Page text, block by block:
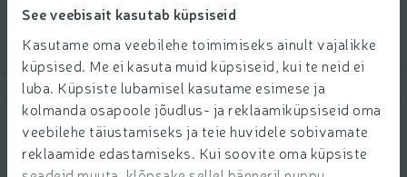
See veebisait kasutab küpsiseid
Kasutame oma veebilehe toimimiseks ainult vajalikke
küpsised. Me ei kasuta muid küpsiseid, kui te neid ei
luba. Küpsiste lubamisel kasutame esimese ja
kolmanda osapoole jõudlus- ja reklaamiküpsiseid oma
veebilehe täiustamiseks ja teie huvidele sobivamate
reklaamide edastamiseks. Kui soovite oma küpsiste
Filter products
Show products 40
Tüd sukkpük Favorite 40d 51124 col 11-
12